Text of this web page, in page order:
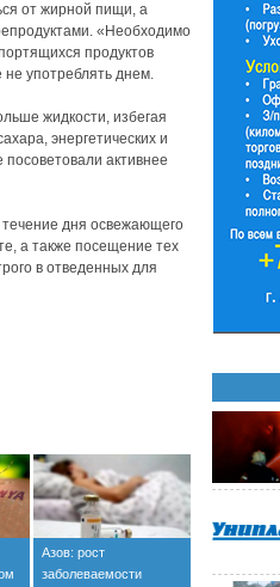
от жирной пищи, а
«Необходимо
продуктов
употреблять днем.
жидкости, избегая
энергетических и
активнее
течение дня освежающего
а также посещение тех
в отведенных для
Азов: рост
заболеваемости